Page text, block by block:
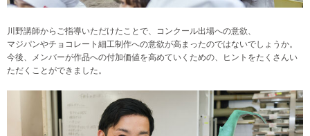
川野講師からご指導いただけたことで、コンクール出場への意欲、
マジパンやチョコレート細工制作への意欲が高まったのではないでしょうか。
今後、メンバーが作品への付加価値を高めていくための、ヒントをたくさんい
ただくことができました。